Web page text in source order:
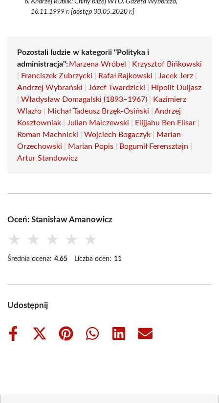
Andrzej Kublik: Chiny bliżej WTO. Gazeta Wyborcza,
16.11.1999 r. [dostęp 30.05.2020 r.]
Pozostali ludzie w kategorii "Polityka i
administracja": Marzena Wróbel
Krzysztof Bińkowski
Franciszek Zubrzycki Rafał Rajkowski Jacek Jerz
Andrzej Wybrański
Józef Twardzicki
Hipolit Duljasz
Władysław Domagalski (1893–1967)
Kazimierz
Wlazło
Michał Tadeusz Brzęk-Osiński
Andrzej
Kosztowniak
Julian Malczewski Elijjahu Ben Elisar
Roman Machnicki
Wojciech Bogaczyk
Marian
Orzechowski
Marian Popis Bogumił Ferensztajn
Artur Standowicz
Oceń: Stanisław Amanowicz
★ ★ ★ ★ ★
Średnia ocena: 4.65 Liczba ocen: 11
Udostępnij
Share
Share
Share
Share
Share
Share